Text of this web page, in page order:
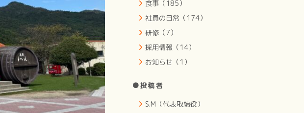
食事（185）
社員の日常（174）
研修（7）
採用情報（14）
お知らせ（1）
●投稿者
S.M（代表取締役）